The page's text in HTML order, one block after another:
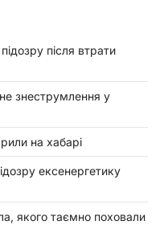
після втрати
знеструмлення у
на хабарі
ексенергетику
якого таємно поховали